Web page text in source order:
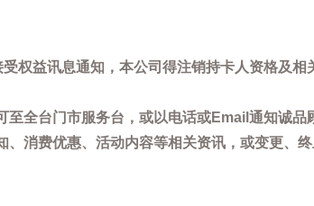
权益讯息通知，本公司得注销持卡人资格及相
全台门市服务台，或以电话或Email通知诚
消费优惠、活动内容等相关资讯，或变更、